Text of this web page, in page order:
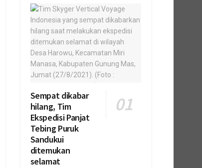
Sempat dikabar
hilang, Tim
Ekspedisi Panjat
Tebing Puruk
Sandukui
ditemukan
selamat